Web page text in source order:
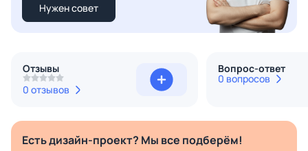
Нужен совет
Отзывы
0 отзывов
Вопрос-ответ
0 вопросов
Есть дизайн-проект? Мы все подберём!